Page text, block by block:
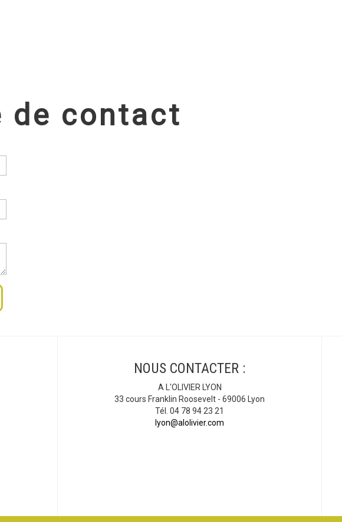
de contact
NOUS CONTACTER :
A L'OLIVIER LYON
33 cours Franklin Roosevelt - 69006 Lyon
Tél. 04 78 94 23 21
lyon@alolivier.com